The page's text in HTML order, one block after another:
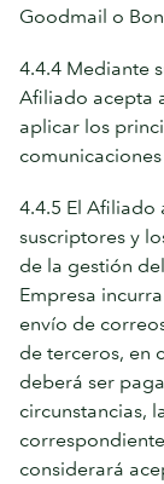
Goodmail o
4.4.4 Mediante
Afiliado acepta
aplicar los
4.4.5 El Afiliado
suscriptores y
de la gestión
Empresa
envío de
de terceros, en
deberá ser
circunstancias,
considerará